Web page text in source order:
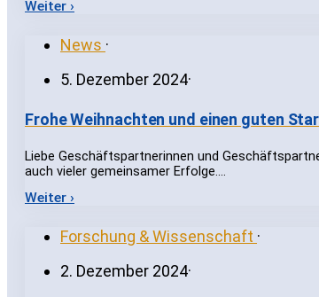
Weiter ›
News ·
5. Dezember 2024·
Frohe Weihnachten und einen guten
Liebe Geschäftspartnerinnen und
auch vieler gemeinsamer Erfolge.…
Weiter ›
Forschung & Wissenschaft ·
2. Dezember 2024·